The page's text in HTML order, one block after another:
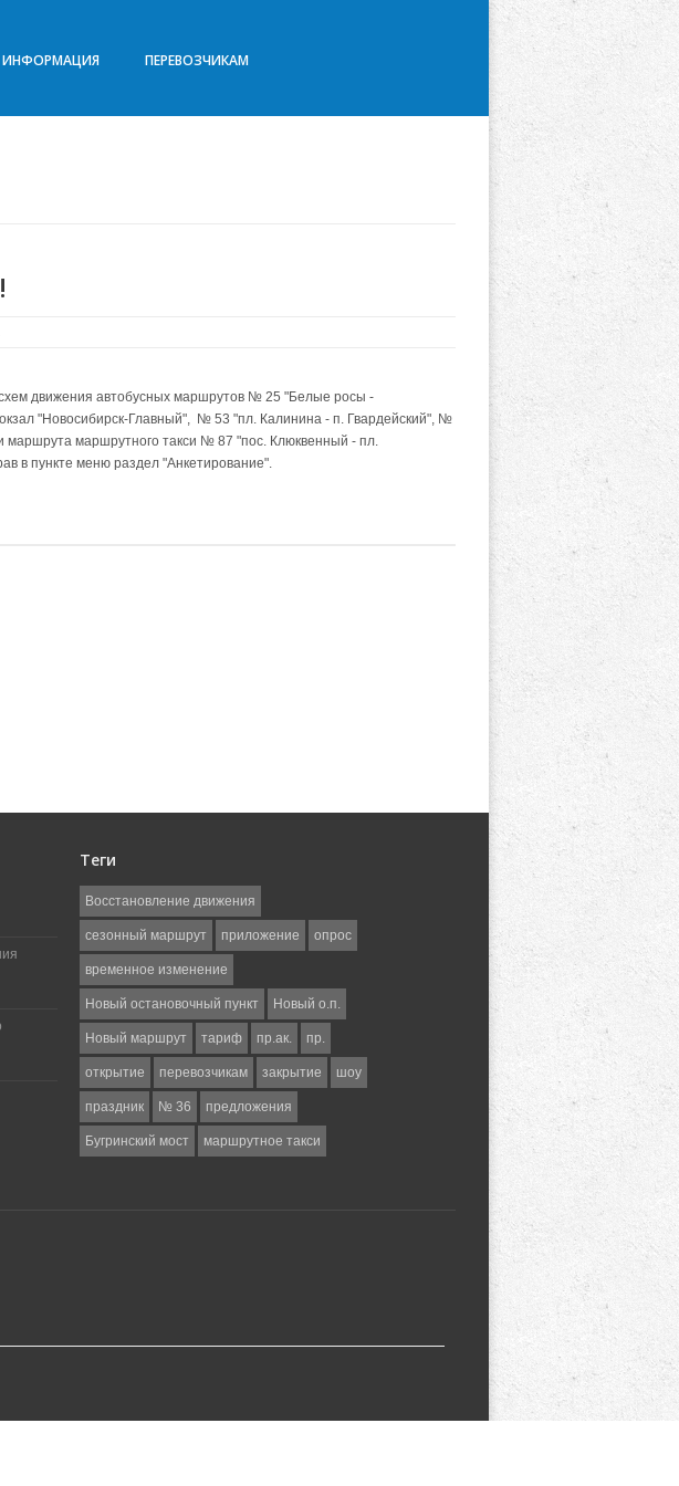
ИНФОРМАЦИЯ ПЕРЕВОЗЧИКАМ
движения автобусных маршрутов № 25 "Белые росы -
"Новосибирск-Главный", № 53 "пл. Калинина - п. Гвардейский", №
маршрута маршрутного такси № 87 "пос. Клюквенный - пл.
в пункте меню раздел "Анкетирование".
Теги
Восстановление движения
сезонный маршрут приложение опрос
временное изменение
Новый остановочный пункт Новый о.п.
Новый маршрут тариф пр.ак. пр.
открытие перевозчикам закрытие шоу
праздник № 36 предложения
Бугринский мост маршрутное такси